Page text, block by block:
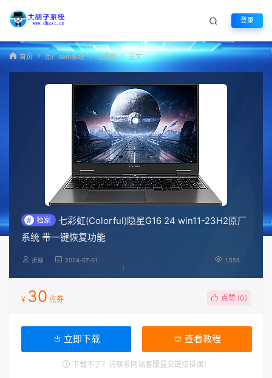
登录
首页 原厂oem系统 七彩虹 正文
# 独家
七彩虹(Colorful)隐星G16 24 win11-23H2原厂
系统 带一键恢复功能
折柳 2024-07-01 1,558
¥ 30 点券 点赞 (0)
立即下载 查看教程
下载不了？请联系网站客服提交链接错误！